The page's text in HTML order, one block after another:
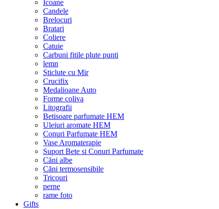
Icoane
Candele
Brelocuri
Bratari
Coliere
Catuie
Carbuni fitile plute punti
lemn
Sticlute cu Mir
Crucifix
Medalioane Auto
Forme coliva
Litografii
Betisoare parfumate HEM
Uleiuri aromate HEM
Conuri Parfumate HEM
Vase Aromaterapie
Suport Bete si Conuri Parfumate
Căni albe
Căni termosensibile
Tricouri
perne
rame foto
Gifts